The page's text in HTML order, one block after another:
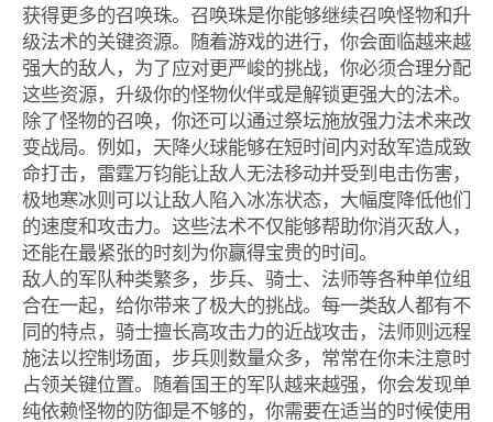
获得更多的召唤珠。召唤珠是你能够继续召唤怪物和升
级法术的关键资源。随着游戏的进行，你会面临越来越
强大的敌人，为了应对更严峻的挑战，你必须合理分配
这些资源，升级你的怪物伙伴或是解锁更强大的法术。
除了怪物的召唤，你还可以通过祭坛施放强力法术来改
变战局。例如，天降火球能够在短时间内对敌军造成致
命打击，雷霆万钧能让敌人无法移动并受到电击伤害，
极地寒冰则可以让敌人陷入冰冻状态，大幅度降低他们
的速度和攻击力。这些法术不仅能够帮助你消灭敌人，
还能在最紧张的时刻为你赢得宝贵的时间。
敌人的军队种类繁多，步兵、骑士、法师等各种单位组
合在一起，给你带来了极大的挑战。每一类敌人都有不
同的特点，骑士擅长高攻击力的近战攻击，法师则远程
施法以控制场面，步兵则数量众多，常常在你未注意时
占领关键位置。随着国王的军队越来越强，你会发现单
纯依赖怪物的防御是不够的，你需要在适当的时候使用